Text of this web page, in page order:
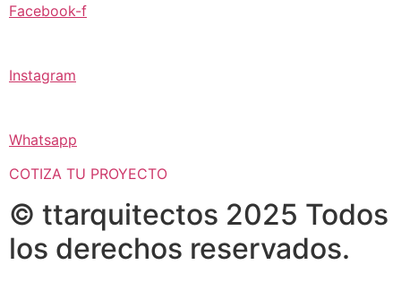
Facebook-f
Instagram
Whatsapp
COTIZA TU PROYECTO
© ttarquitectos 2025 Todos
los derechos reservados.